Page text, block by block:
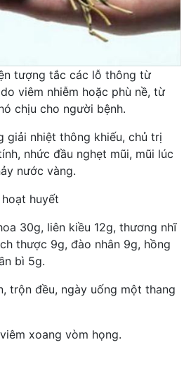
tượng tắc các lỗ thông từ
viêm nhiễm hoặc phù nề, từ
chịu cho người bệnh.
giải nhiệt thông khiếu, chủ trị
nhức đầu nghẹt mũi, mũi lúc
nước vàng.
huyết
30g, liên kiều 12g, thương nhĩ
thược 9g, đào nhân 9g, hồng
bì 5g.
trộn đều, ngày uống một thang
xoang vòm họng.